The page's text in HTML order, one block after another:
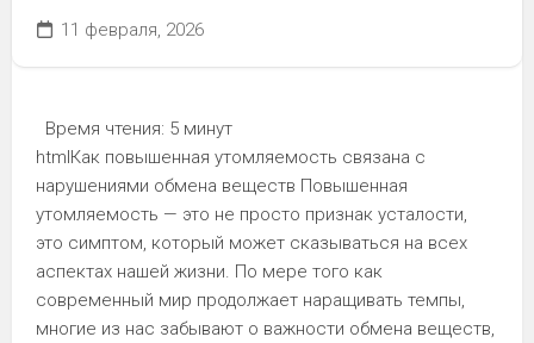
11 февраля, 2026
Время чтения: 5 минут
htmlКак повышенная утомляемость связана с
нарушениями обмена веществ Повышенная
утомляемость — это не просто признак усталости,
это симптом, который может сказываться на всех
аспектах нашей жизни. По мере того как
современный мир продолжает наращивать темпы,
многие из нас забывают о важности обмена веществ,